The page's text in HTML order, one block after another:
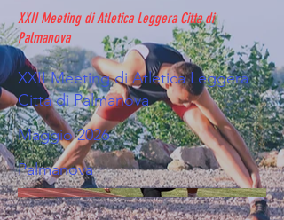
XXII Meeting di Atletica Leggera Citta di
Palmanova
XXII Meeting di Atletica Leggera
Citta di Palmanova
Maggio 2026
Palmanova